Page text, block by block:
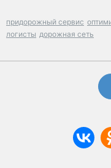
придорожный сервис
логисты дорожная сеть